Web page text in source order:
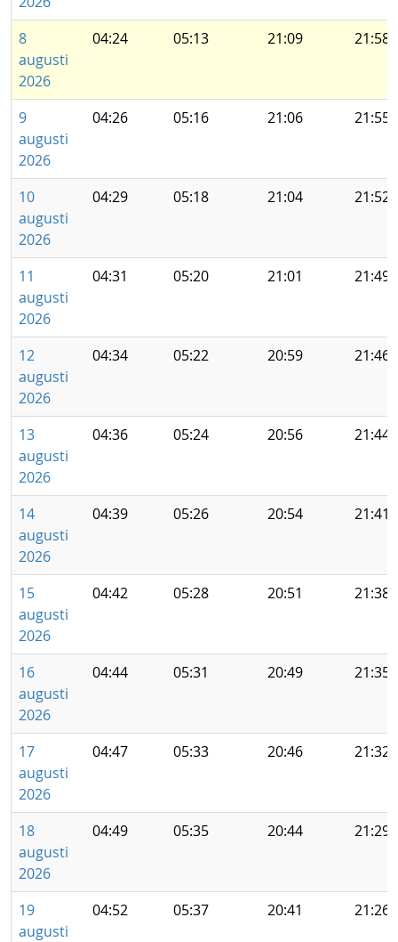
8
augusti
2026
04:24 05:13 21:09 21:58
9
augusti
2026
04:26 05:16 21:06 21:55
10
augusti
2026
04:29 05:18 21:04 21:52
11
augusti
2026
04:31 05:20 21:01 21:49
12
augusti
2026
04:34 05:22 20:59 21:46
13
augusti
2026
04:36 05:24 20:56 21:44
14
augusti
2026
04:39 05:26 20:54 21:41
15
augusti
2026
04:42 05:28 20:51 21:38
16
augusti
2026
04:44 05:31 20:49 21:35
17
augusti
2026
04:47 05:33 20:46 21:32
18
augusti
2026
04:49 05:35 20:44 21:29
19
augusti
04:52 05:37 20:41 21:26